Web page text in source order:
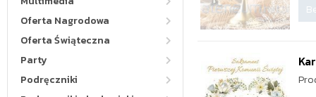
Oferta Nagrodowa
Oferta Świąteczna
Party
Podręczniki